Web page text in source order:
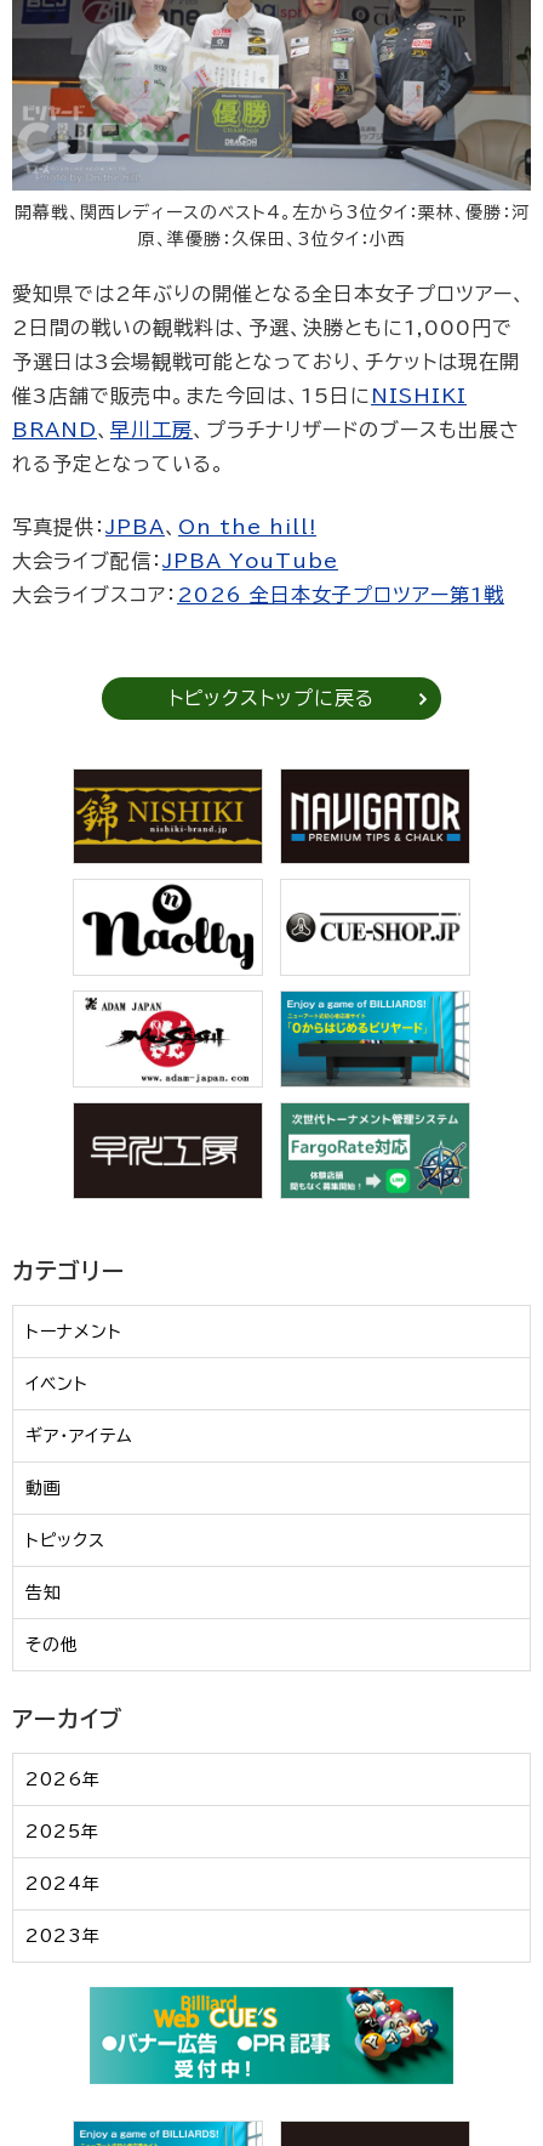
開幕戦、関西レディースのベスト4。左から3位タイ：栗林、優勝：河
原、準優勝：久保田、3位タイ：小西
愛知県では2年ぶりの開催となる全日本女子プロツアー、
2日間の戦いの観戦料は、予選、決勝ともに1,000円で
予選日は3会場観戦可能となっており、チケットは現在開
催3店舗で販売中。また今回は、15日に NISHIKI
BRAND、 早川工房、プラチナリザードのブースも出展さ
れる予定となっている。
写真提供： JPBA、 On the hill!
大会ライブ配信： JPBA YouTube
大会ライブスコア： 2026 全日本女子プロツアー第1戦
トピックストップに戻る
カテゴリー
トーナメント
イベント
ギア・アイテム
動画
トピックス
告知
その他
アーカイブ
2026年
2025年
2024年
2023年